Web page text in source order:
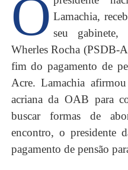
O Lamachia,
seu
Wherles Rocha (PSDB-
fim do pagamento de
Acre. Lamachia
acriana da OAB para
buscar formas de
encontro, o presidente
pagamento de pensão